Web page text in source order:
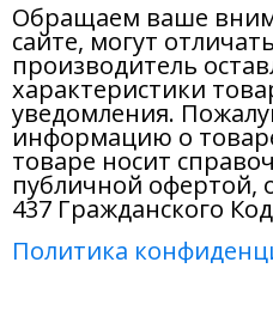
Обращаем ваше
сайте, могут
производитель
характеристики
уведомления.
информацию о
товаре носит
публичной офертой,
437 Гражданского
Политика